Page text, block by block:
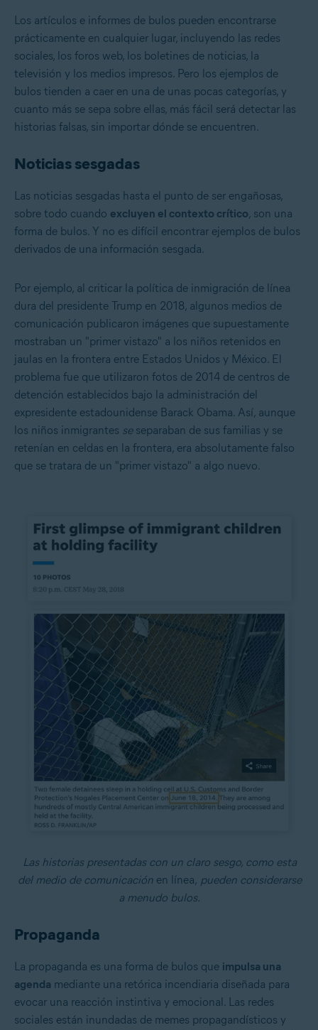
Los artículos e informes de bulos pueden encontrarse
prácticamente en cualquier lugar, incluyendo las redes
sociales, los foros web, los boletines de noticias, la
televisión y los medios impresos. Pero los ejemplos de
bulos tienden a caer en una de unas pocas categorías, y
cuanto más se sepa sobre ellas, más fácil será detectar las
historias falsas, sin importar dónde se encuentren.
Noticias sesgadas
Las noticias sesgadas hasta el punto de ser engañosas,
sobre todo cuando excluyen el contexto crítico, son una
forma de bulos. Y no es difícil encontrar ejemplos de bulos
derivados de una información sesgada.
Por ejemplo, al criticar la política de inmigración de línea
dura del presidente Trump en 2018, algunos medios de
comunicación publicaron imágenes que supuestamente
mostraban un "primer vistazo" a los niños retenidos en
jaulas en la frontera entre Estados Unidos y México. El
problema fue que utilizaron fotos de 2014 de centros de
detención establecidos bajo la administración del
expresidente estadounidense Barack Obama. Así, aunque
los niños inmigrantes seseparaban de sus familias y se
retenían en celdas en la frontera, era absolutamente falso
que se tratara de un "primer vistazo" a algo nuevo.
Las historias presentadas con un claro sesgo, como esta
del medio de comunicación en línea, pueden considerarse
a menudo bulos.
Propaganda
La propaganda es una forma de bulos que impulsa una
agenda mediante una retórica incendiaria diseñada para
evocar una reacción instintiva y emocional. Las redes
sociales están inundadas de memes propagandísticos y